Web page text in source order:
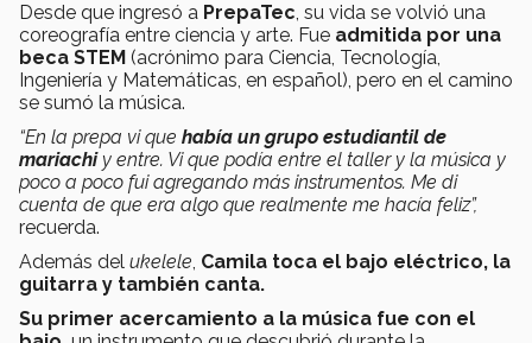
Desde que ingresó a PrepaTec, su vida se volvió una
coreografía entre ciencia y arte. Fue admitida por una
beca STEM (acrónimo para Ciencia, Tecnología,
Ingeniería y Matemáticas, en español), pero en el camino
se sumó la música.
“En la prepa vi que había un grupo estudiantil de
mariachi y entre. Vi que podía entre el taller y la música y
poco a poco fui agregando más instrumentos. Me di
cuenta de que era algo que realmente me hacía feliz”,
recuerda.
Además del ukelele, Camila toca el bajo eléctrico, la
guitarra y también canta.
Su primer acercamiento a la música fue con el